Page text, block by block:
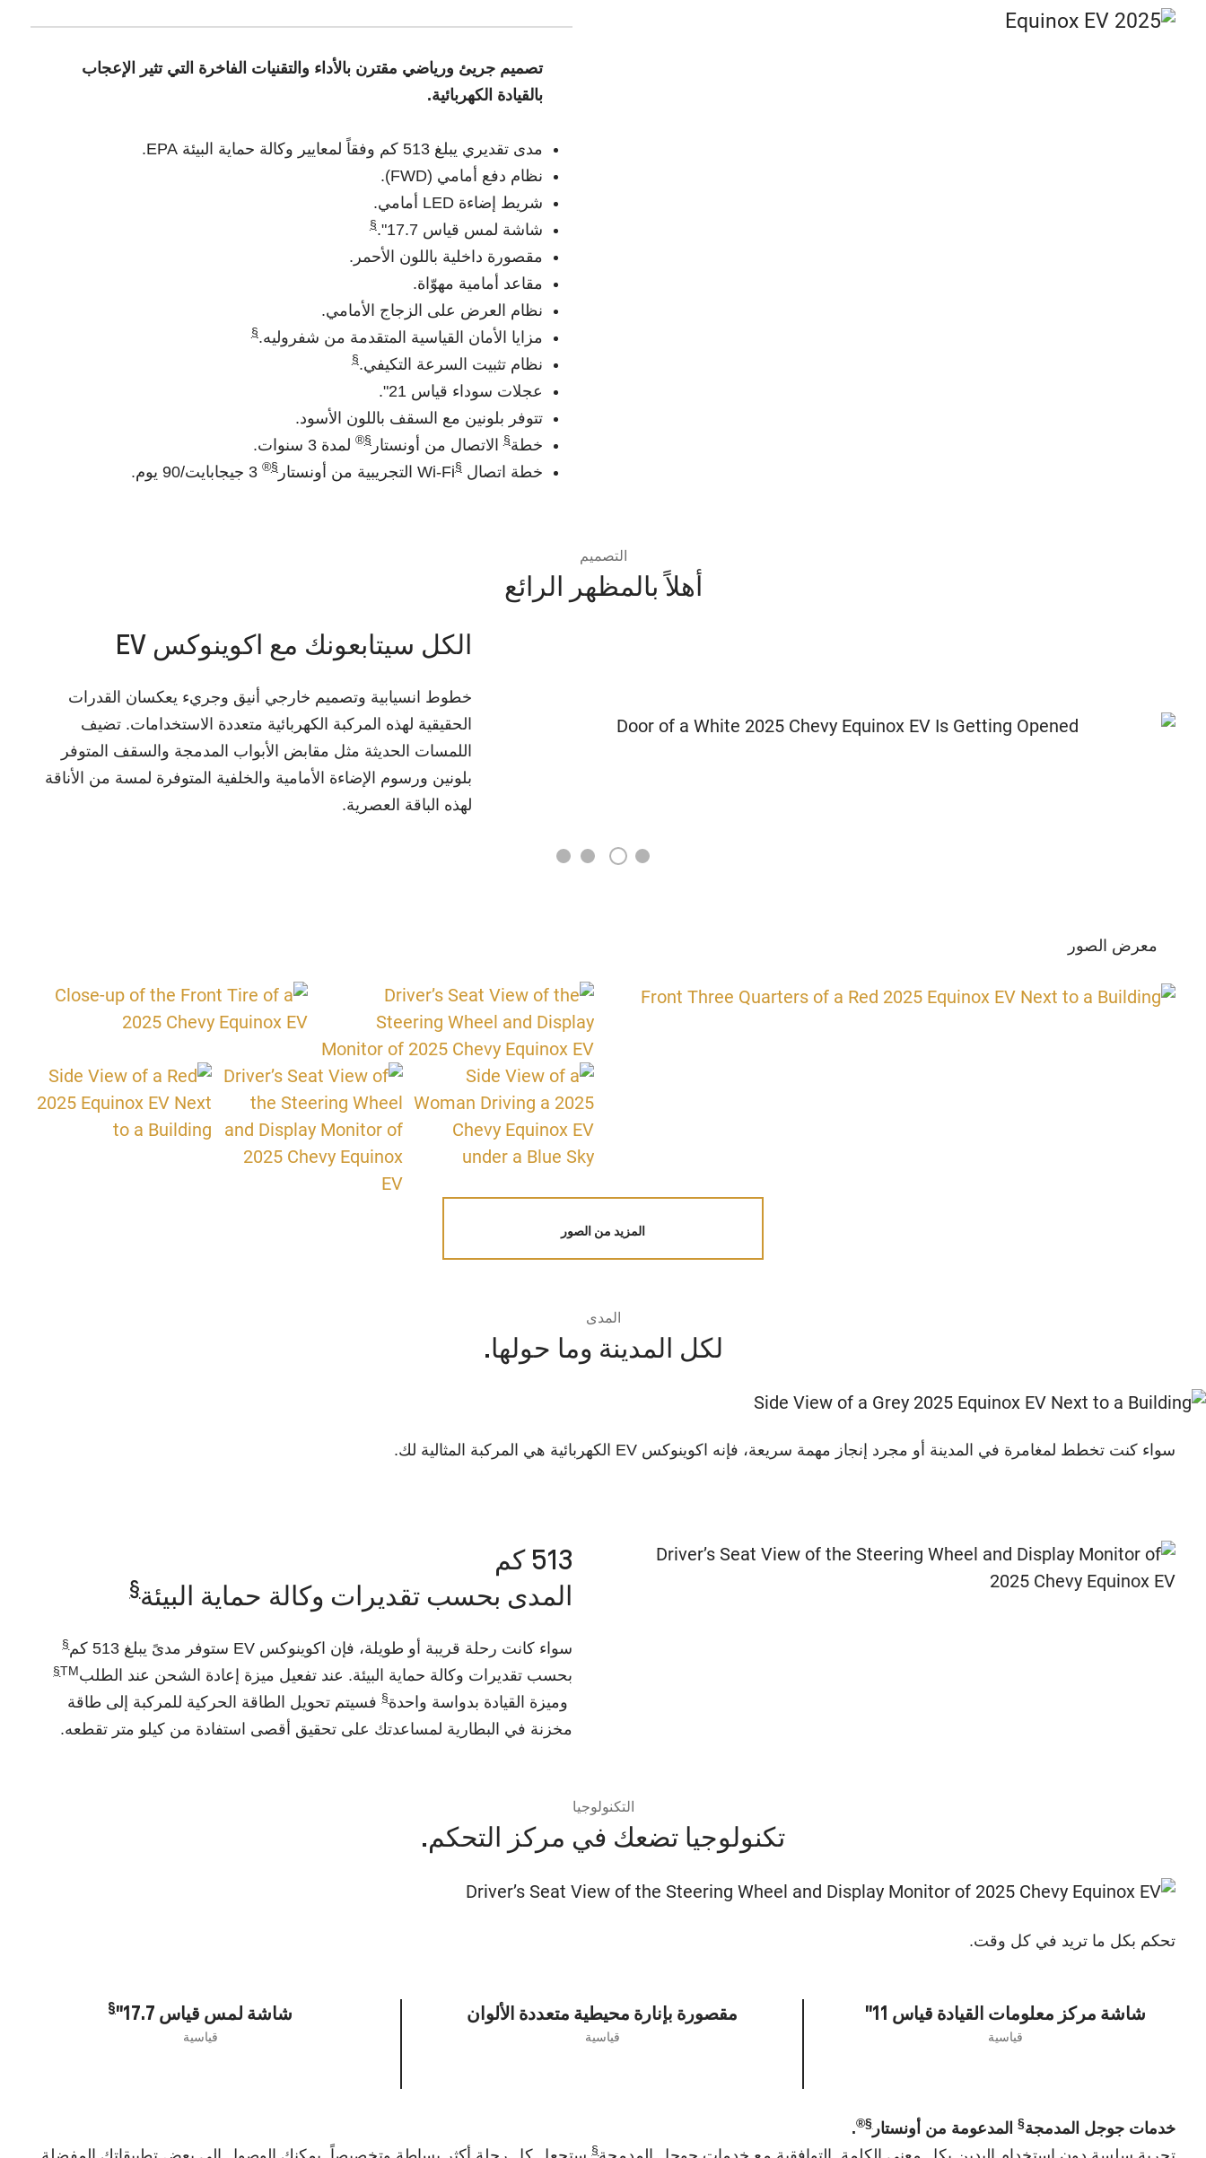
تصميم جريئ ورياضي مقترن بالأداء والتقنيات الفاخرة التي تثير الإعجاب
بالقيادة الكهربائية.
مدى تقديري يبلغ 513 كم وفقاً لمعايير وكالة حماية البيئة EPA.
نظام دفع أمامي (FWD).
شريط إضاءة LED أمامي.
شاشة لمس قياس 17.7".
§
مقصورة داخلية باللون الأحمر.
مقاعد أمامية مهوّاة.
نظام العرض على الزجاج الأمامي.
مزايا الأمان القياسية المتقدمة من شفروليه.§
نظام تثبيت السرعة التكيفي.§
عجلات سوداء قياس 21".
تتوفر بلونين مع السقف باللون الأسود.
خطة§الاتصال من أونستار§
® لمدة 3 سنوات.
خطة اتصال§Wi-Fi التجريبية من أونستار §
® 3 جيجابايت/90 يوم.
التصميم
أهلاً بالمظهر الرائع
الأناقة في أدق التفاصيل
تتميز المقصورة الرحبة بمساحات تخزين واسعة وحلول تخزين
مريحة وعملية تجعلها ملائمة لكافة الاستخدامات. امتلكها الآن مع
مزايا رائعة مثل الإضاءة المحيطة القابلة للتخصيص. وبفضل عناصر
التحكم سهلة الاستخدام والتي تتواجد بمتناول يديك، فإنك ستكون
دائماً على بعد لمسة واحدة من المزايا التكنولوجية التي تحبها.
1
2
3
4
معرض الصور
المزيد من الصور
المدى
لكل المدينة وما حولها.
سواء كنت تخطط لمغامرة في المدينة أو مجرد إنجاز مهمة سريعة، فإنه اكوينوكس EV الكهربائية هي المركبة المثالية لك.
513 كم
المدى بحسب تقديرات وكالة حماية البيئة§
سواء كانت رحلة قريبة أو طويلة، فإن اكوينوكس EV ستوفر مدىً يبلغ 513 كم §
بحسب تقديرات وكالة حماية البيئة. عند تفعيل ميزة إعادة الشحن عند الطلبTM
§
وميزة القيادة بدواسة واحدة§فسيتم تحويل الطاقة الحركية للمركبة إلى طاقة
مخزنة في البطارية لمساعدتك على تحقيق أقصى استفادة من كيلو متر تقطعه.
التكنولوجيا
تكنولوجيا تضعك في مركز التحكم.
تحكم بكل ما تريد في كل وقت.
شاشة مركز معلومات القيادة قياس 11"
قياسية
مقصورة بإنارة محيطية متعددة الألوان
قياسية
شاشة لمس قياس 17.7" §
قياسية
خدمات جوجل المدمجة§المدعومة من أونستار§
®
.
§